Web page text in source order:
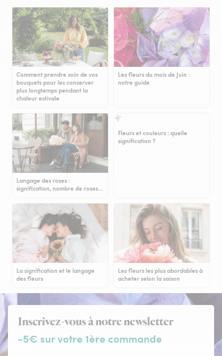
Comment prendre soin de vos
bouquets pour les conserver
plus longtemps pendant la
chaleur estivale
Les fleurs du mois de Juin :
notre guide
Langage des roses :
signification, nombre de roses…
Fleurs et couleurs : quelle
signification ?
La signification et le langage
des fleurs
Les fleurs les plus abordables à
acheter selon la saison
Inscrivez-vous à notre newsletter
-5€ sur votre 1ère commande